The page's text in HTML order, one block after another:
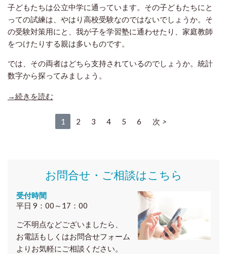
子どもたちは公立中学に通っています。 その子どもたちにと
っての試練は、やはり高校受験なのではないでしょうか。そ
の受験対策用にと、我が子を学習塾に通わせたり、家庭教師
をつけたりする親は多いものです。
では、その両者はどちら支持されているのでしょうか。統計
数字から探ってみましょう。
→続きを読む
1 2 3 4 5 6 次
お問合せ・ご相談はこちら
受付時間
平日 9：00～17：00
ご不明点などございましたら、
お電話もしくはお問合せフォーム
よりお気軽にご相談ください。